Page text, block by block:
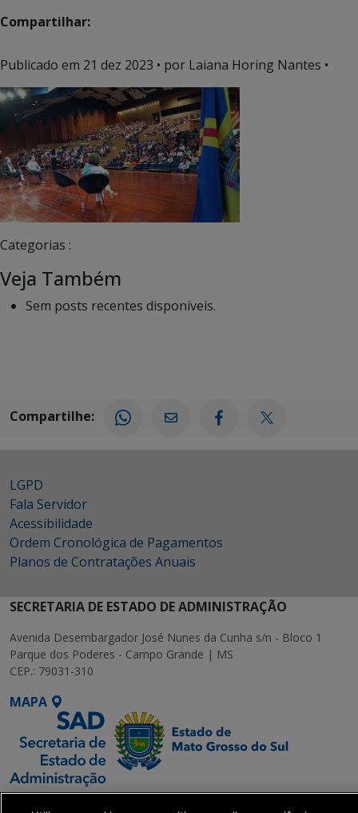
Compartilhar:
Publicado em 21 dez 2023 • por Laiana Horing Nantes •
Categorias :
Veja Também
Sem posts recentes disponíveis.
Compartilhe:
LGPD
Fala Servidor
Acessibilidade
Ordem Cronológica de Pagamentos
Planos de Contratações Anuais
SECRETARIA DE ESTADO DE ADMINISTRAÇÃO
Avenida Desembargador José Nunes da Cunha s/n - Bloco 1
Parque dos Poderes - Campo Grande | MS
CEP.: 79031-310
MAPA